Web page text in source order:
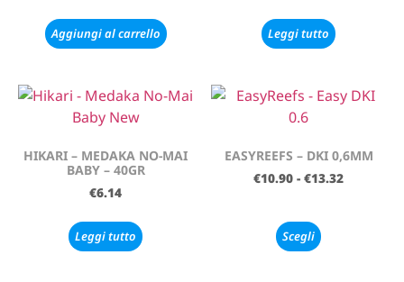
Aggiungi al carrello Leggi tutto
HIKARI – MEDAKA NO-MAI
BABY – 40GR
€6.14
Leggi tutto
EASYREEFS – DKI 0,6MM
€10.90 - €13.32
Scegli